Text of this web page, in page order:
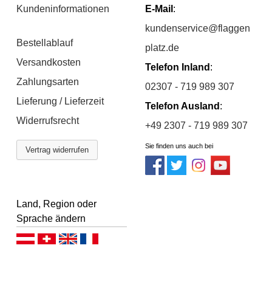
Kundeninformationen
Bestellablauf
Versandkosten
Zahlungsarten
Lieferung / Lieferzeit
Widerrufsrecht
Vertrag widerrufen
E-Mail :
kundenservice@flaggen
platz.de
Telefon Inland :
02307 - 719 989 307
Telefon Ausland :
+49 2307 - 719 989 307
Sie finden uns auch bei
Land, Region oder
Sprache ändern
Deutsch (AT)Deutsch (CH)